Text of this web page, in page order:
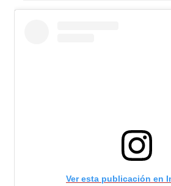
Ver esta publicación en